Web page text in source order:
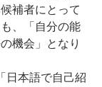
補者にとって
、「自分の能
機会」となり
日本語で自己紹